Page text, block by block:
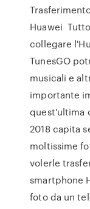
Huawei
collegare
TunesGO
musicali e
importante
quest'ultima
2018 capita
moltissime
volerle
smartphone
foto da un